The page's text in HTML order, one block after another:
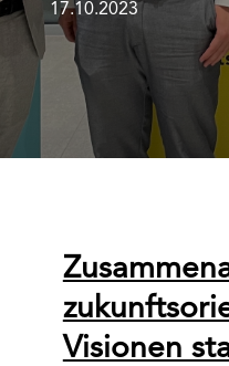
17.10.2023
Visionen